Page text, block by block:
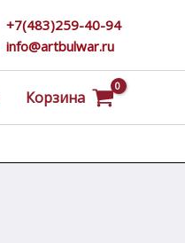
+7(483)259-40-94
info@artbulwar.ru
Корзина